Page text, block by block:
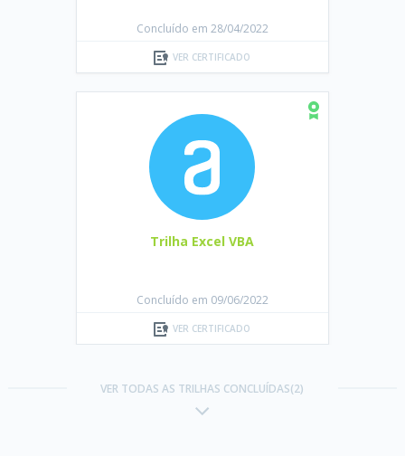
Concluído em 28/04/2022
VER CERTIFICADO
Trilha Excel VBA
Concluído em 09/06/2022
VER CERTIFICADO
VER TODAS AS TRILHAS CONCLUÍDAS(2)